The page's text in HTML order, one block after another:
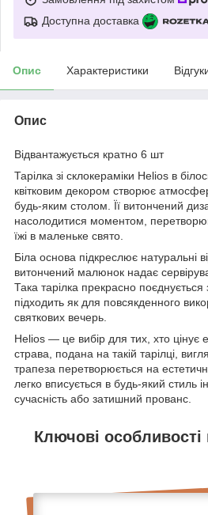
Доступна доставка
Опис Характеристики
Опис
Відвантажується кратно 6 шт
Тарілка зі склокераміки Helios в
квітковим декором створює
будь-яким столом. Її витончений
насолодитися моментом,
їжі в маленьке свято.
Біла основа підкреслює натуральні
витончений малюнок надає
Така тарілка прекрасно
підходить як для повсякденного
святкових вечерь.
Helios — це вибір для тих, хто цінує
страва, подана на такій тарілці,
трапеза перетворюється на
легко вписується в будь-який стиль
сучасність або затишний прованс.
Ключові